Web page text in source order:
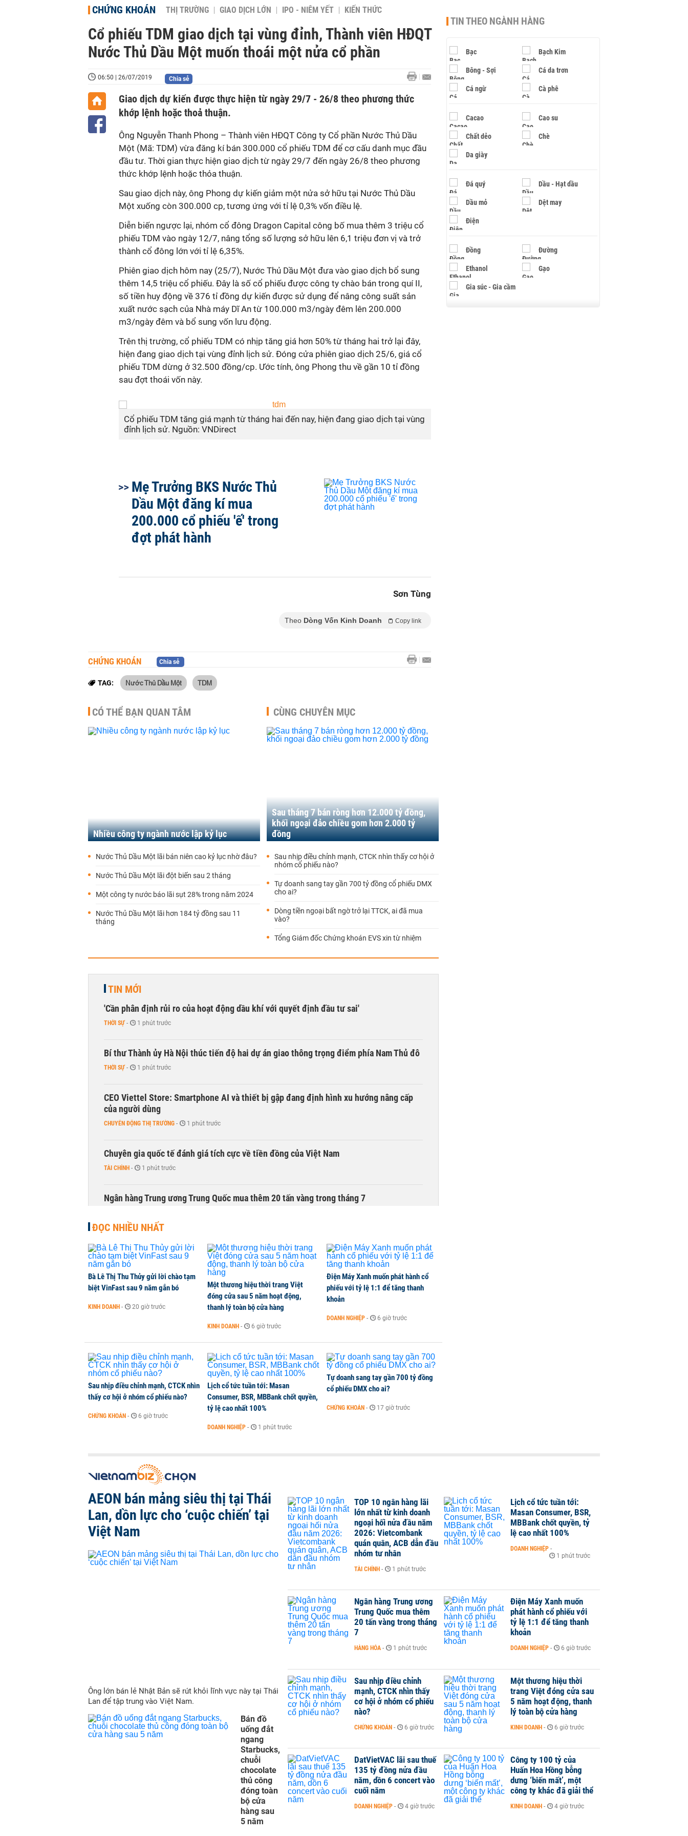
CHỨNG KHOÁN THỊ TRƯỜNG GIAO DỊCH LỚN IPO - NIÊM YẾT KIẾN THỨC
Cổ phiếu TDM giao dịch tại vùng đỉnh, Thành viên HĐQT
Nước Thủ Dầu Một muốn thoái một nửa cổ phần
06:50 | 26/07/2019 Chia sẻ
Giao dịch dự kiến được thực hiện từ ngày 29/7 - 26/8 theo phương thức
khớp lệnh hoặc thoả thuận.
Ông Nguyễn Thanh Phong – Thành viên HĐQT Công ty Cổ phần Nước Thủ Dầu
Một (Mã: TDM) vừa đăng kí bán 300.000 cổ phiếu TDM để cơ cấu danh mục đầu
đầu tư. Thời gian thực hiện giao dịch từ ngày 29/7 đến ngày 26/8 theo phương
thức khớp lệnh hoặc thỏa thuận.
Sau giao dịch này, ông Phong dự kiến giảm một nửa sở hữu tại Nước Thủ Dầu
Một xuống còn 300.000 cp, tương ứng với tỉ lệ 0,3% vốn điều lệ.
Diễn biến ngược lại, nhóm cổ đông Dragon Capital công bố mua thêm 3 triệu cổ
phiếu TDM vào ngày 12/7, nâng tổng số lượng sở hữu lên 6,1 triệu đơn vị và trở
thành cổ đông lớn với tỉ lệ 6,35%.
Phiên giao dịch hôm nay (25/7), Nước Thủ Dầu Một đưa vào giao dịch bổ sung
thêm 14,5 triệu cổ phiếu. Đây là số cổ phiếu được công ty chào bán trong quí II,
số tiền huy động về 376 tỉ đồng dự kiến được sử dụng để nâng công suất sản
xuất nước sạch của Nhà máy Dĩ An từ 100.000 m3/ngày đêm lên 200.000
m3/ngày đêm và bổ sung vốn lưu động.
Trên thị trường, cổ phiếu TDM có nhịp tăng giá hơn 50% từ tháng hai trở lại đây,
hiện đang giao dịch tại vùng đỉnh lịch sử. Đóng cửa phiên giao dịch 25/6, giá cổ
phiếu TDM dừng ở 32.500 đồng/cp. Ước tính, ông Phong thu về gần 10 tỉ đồng
sau đợt thoái vốn này.
Cổ phiếu TDM tăng giá mạnh từ tháng hai đến nay, hiện đang giao dịch tại vùng
đỉnh lịch sử. Nguồn: VNDirect
Mẹ Trưởng BKS Nước Thủ
Dầu Một đăng kí mua
200.000 cổ phiếu 'ế' trong
đợt phát hành
Sơn Tùng
Theo Dòng Vốn Kinh Doanh Copy link
CHỨNG KHOÁN Chia sẻ
TAG: Nước Thủ Dầu Một TDM
CÓ THỂ BẠN QUAN TÂM
Nhiều công ty ngành nước lập kỷ lục
Nước Thủ Dầu Một lãi bán niên cao kỷ lục nhờ đâu?
Nước Thủ Dầu Một lãi đột biến sau 2 tháng
Một công ty nước báo lãi sụt 28% trong năm 2024
Nước Thủ Dầu Một lãi hơn 184 tỷ đồng sau 11
tháng
CÙNG CHUYÊN MỤC
Sau tháng 7 bán ròng hơn 12.000 tỷ đồng,
khối ngoại đảo chiều gom hơn 2.000 tỷ
đồng
Sau nhịp điều chỉnh mạnh, CTCK nhìn thấy cơ hội ở
nhóm cổ phiếu nào?
Tự doanh sang tay gần 700 tỷ đồng cổ phiếu DMX
cho ai?
Dòng tiền ngoại bất ngờ trở lại TTCK, ai đã mua
vào?
Tổng Giám đốc Chứng khoán EVS xin từ nhiệm
TIN MỚI
'Cần phân định rủi ro của hoạt động dầu khí với quyết định đầu tư sai'
THỜI SỰ - 1 phút trước
Bí thư Thành ủy Hà Nội thúc tiến độ hai dự án giao thông trọng điểm phía Nam Thủ đô
THỜI SỰ - 1 phút trước
CEO Viettel Store: Smartphone AI và thiết bị gập đang định hình xu hướng nâng cấp
của người dùng
CHUYỂN ĐỘNG THỊ TRƯỜNG - 1 phút trước
Chuyên gia quốc tế đánh giá tích cực về tiền đồng của Việt Nam
TÀI CHÍNH - 1 phút trước
Ngân hàng Trung ương Trung Quốc mua thêm 20 tấn vàng trong tháng 7
ĐỌC NHIỀU NHẤT
Bà Lê Thị Thu Thủy gửi lời chào tạm
biệt VinFast sau 9 năm gắn bó
KINH DOANH - 20 giờ trước
Một thương hiệu thời trang Việt
đóng cửa sau 5 năm hoạt động,
thanh lý toàn bộ cửa hàng
KINH DOANH - 6 giờ trước
Điện Máy Xanh muốn phát hành cổ
phiếu với tỷ lệ 1:1 để tăng thanh
khoản
DOANH NGHIỆP - 6 giờ trước
Sau nhịp điều chỉnh mạnh, CTCK nhìn
thấy cơ hội ở nhóm cổ phiếu nào?
CHỨNG KHOÁN - 6 giờ trước
Lịch cổ tức tuần tới: Masan
Consumer, BSR, MBBank chốt quyền,
tỷ lệ cao nhất 100%
DOANH NGHIỆP - 1 phút trước
Tự doanh sang tay gần 700 tỷ đồng
cổ phiếu DMX cho ai?
CHỨNG KHOÁN - 17 giờ trước
TIN THEO NGÀNH HÀNG
Bạc Bạch Kim
Bông - Sợi Cá da trơn
Cá ngừ Cà phê
Cacao Cao su
Chất dẻo Chè
Da giày
Đá quý Dầu - Hạt dầu
Dầu mỏ Dệt may
Điện
Đồng Đường
Ethanol Gạo
Gia súc - Gia cầm
AEON bán mảng siêu thị tại Thái
Lan, dồn lực cho ‘cuộc chiến’ tại
Việt Nam
Ông lớn bán lẻ Nhật Bản sẽ rút khỏi lĩnh vực này tại Thái
Lan để tập trung vào Việt Nam.
Bán đồ
uống đắt
ngang
Starbucks,
chuỗi
chocolate
thủ công
đóng toàn
bộ cửa
hàng sau
5 năm
TOP 10 ngân hàng lãi
lớn nhất từ kinh doanh
ngoại hối nửa đầu năm
2026: Vietcombank
quán quân, ACB dẫn đầu
nhóm tư nhân
TÀI CHÍNH - 1 phút trước
Lịch cổ tức tuần tới:
Masan Consumer, BSR,
MBBank chốt quyền, tỷ
lệ cao nhất 100%
DOANH NGHIỆP -
1 phút trước
Ngân hàng Trung ương
Trung Quốc mua thêm
20 tấn vàng trong tháng
7
HÀNG HÓA - 1 phút trước
Điện Máy Xanh muốn
phát hành cổ phiếu với
tỷ lệ 1:1 để tăng thanh
khoản
DOANH NGHIỆP - 6 giờ trước
Sau nhịp điều chỉnh
mạnh, CTCK nhìn thấy
cơ hội ở nhóm cổ phiếu
nào?
CHỨNG KHOÁN - 6 giờ trước
Một thương hiệu thời
trang Việt đóng cửa sau
5 năm hoạt động, thanh
lý toàn bộ cửa hàng
KINH DOANH - 6 giờ trước
DatVietVAC lãi sau thuế
135 tỷ đồng nửa đầu
năm, dồn 6 concert vào
cuối năm
DOANH NGHIỆP - 4 giờ trước
Công ty 100 tỷ của
Huấn Hoa Hồng bỗng
dưng ‘biến mất’, một
công ty khác đã giải thể
KINH DOANH - 4 giờ trước